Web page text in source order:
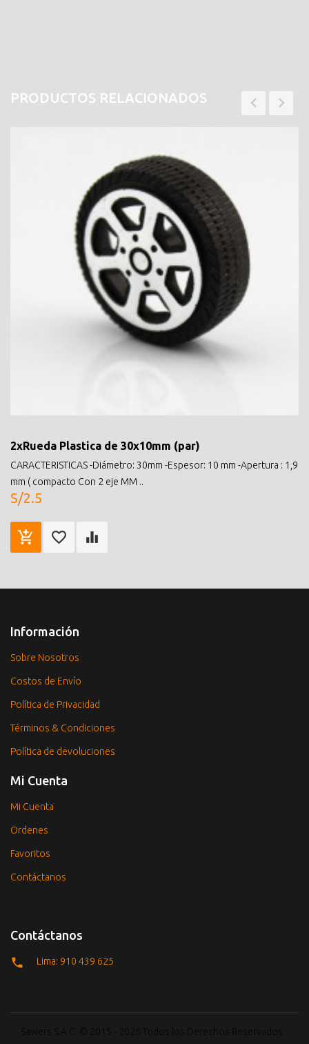
PRODUCTOS RELACIONADOS
2xRueda Plastica de 30x10mm (par)
CARACTERISTICAS -Diámetro: 30mm -Espesor: 10 mm -Apertura : 1,9
mm ( compacto Con 2 eje MM ..
S/2.5
Información
Sobre Nosotros
Costos de Envío
Política de Privacidad
Términos & Condiciones
Política de devoluciones
Mi Cuenta
Mi Cuenta
Ordenes
Favoritos
Contáctanos
Contáctanos
Lima: 910 439 625